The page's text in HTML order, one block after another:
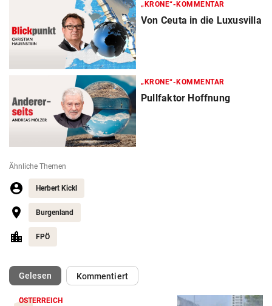
„KRONE“-KOMMENTAR
Von Ceuta in die Luxusvilla
„KRONE“-KOMMENTAR
Pullfaktor Hoffnung
Ähnliche Themen
Herbert Kickl
Burgenland
FPÖ
Gelesen(ausgewählt)Kommentiert
ÖSTERREICH